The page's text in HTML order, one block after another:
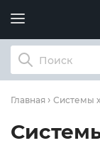
Главная Системы